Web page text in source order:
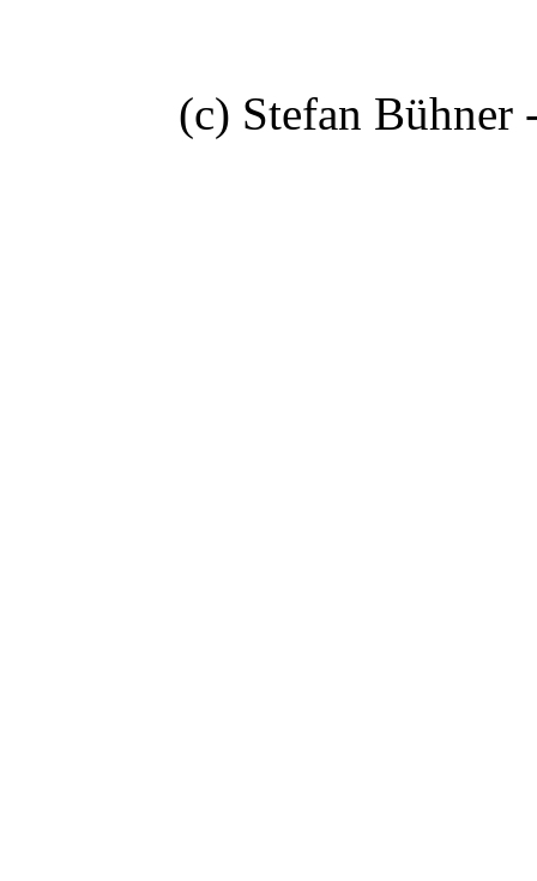
(c) Stefan Bühner